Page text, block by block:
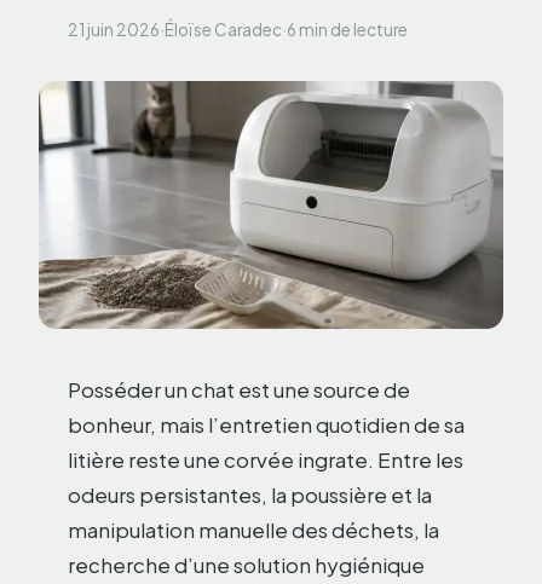
21 juin 2026·Éloïse Caradec·6 min de lecture
Posséder un chat est une source de
bonheur, mais l’entretien quotidien de sa
litière reste une corvée ingrate. Entre les
odeurs persistantes, la poussière et la
manipulation manuelle des déchets, la
recherche d’une solution hygiénique